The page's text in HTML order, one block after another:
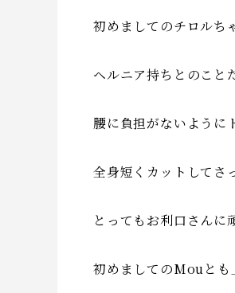
初めましてのチロルち
ヘルニア持ちとのこと
腰に負担がないように
全身短くカットしてさ
とってもお利口さんに
初めましてのMouとも